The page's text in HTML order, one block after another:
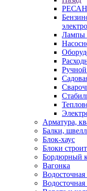
Лампы
Арматура,
Балки,
Блок-хаус
Блоки
Бордюрный
Вагонка
Водосточная
Водосточная